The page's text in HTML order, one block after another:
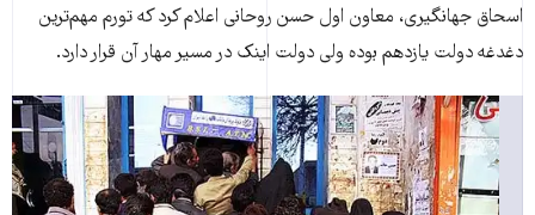
اسحاق جهانگیری، معاون اول حسن روحانی اعلام کرد که تورم مهم‌ترین
دغدغه دولت یازدهم بوده ولی دولت اینک در مسیر مهار آن قرار دارد.